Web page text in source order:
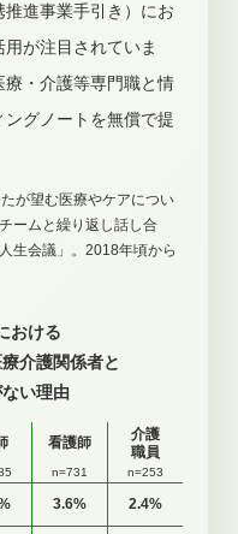
進事業手引き）にお
が注目されていま
・介護等専門職と情
グノートを無償で提
が望む医療やケアについ
ームと繰り返し話し合
生会議」。2018年頃から
おける
介護関係者と
い理由
看護師
介護
職員
3.6% 2.4%